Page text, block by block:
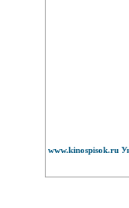
www.kinospisok.ru